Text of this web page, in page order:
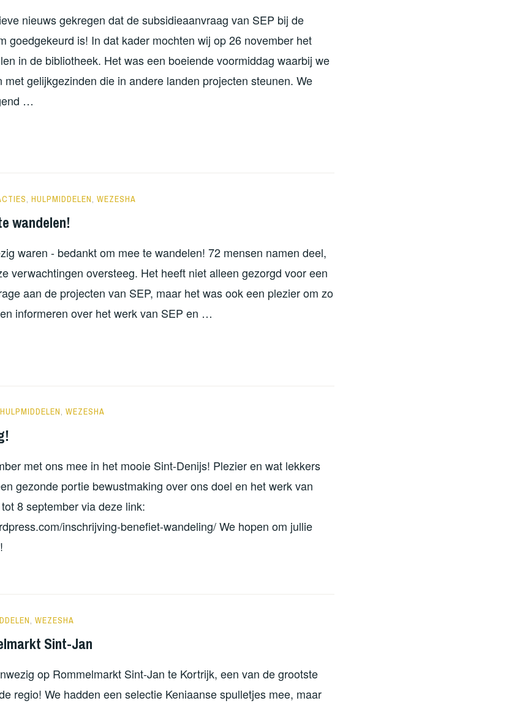
nieuws gekregen dat de subsidieaanvraag van SEP bij de
goedgekeurd is! In dat kader mochten wij op 26 november het
in de bibliotheek. Het was een boeiende voormiddag waarbij we
met gelijkgezinden die in andere landen projecten steunen. We
…
, HULPMIDDELEN, WEZESHA
wandelen!
waren - bedankt om mee te wandelen! 72 mensen namen deel,
verwachtingen oversteeg. Het heeft niet alleen gezorgd voor een
aan de projecten van SEP, maar het was ook een plezier om zo
informeren over het werk van SEP en …
HULPMIDDELEN, WEZESHA
met ons mee in het mooie Sint-Denijs! Plezier en wat lekkers
gezonde portie bewustmaking over ons doel en het werk van
8 september via deze link:
inschrijving-benefiet-wandeling/ We hopen om jullie
, WEZESHA
Sint-Jan
op Rommelmarkt Sint-Jan te Kortrijk, een van de grootste
regio! We hadden een selectie Keniaanse spulletjes mee, maar